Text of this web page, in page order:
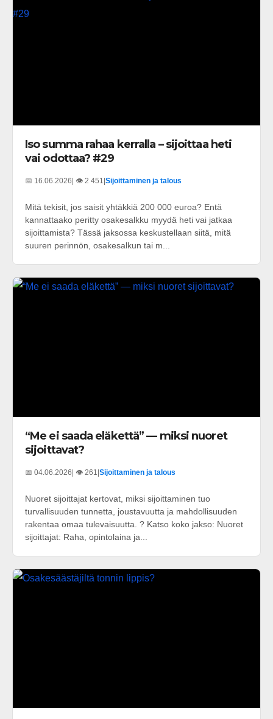
Iso summa rahaa kerralla – sijoittaa heti
vai odottaa? #29
📅 16.06.2026 | 👁️ 2 451 Sijoittaminen ja talous
Mitä tekisit, jos saisit yhtäkkiä 200 000 euroa? Entä
kannattaako peritty osakesalkku myydä heti vai jatkaa
sijoittamista? Tässä jaksossa keskustellaan siitä, mitä
suuren perinnön, osakesalkun tai m...
“Me ei saada eläkettä” — miksi nuoret
sijoittavat?
📅 04.06.2026| 👁️ 261 |Sijoittaminen ja talous
Nuoret sijoittajat kertovat, miksi sijoittaminen tuo
turvallisuuden tunnetta, joustavuutta ja mahdollisuuden
rakentaa omaa tulevaisuutta. ? Katso koko jakso: Nuoret
sijoittajat: Raha, opintolaina ja...